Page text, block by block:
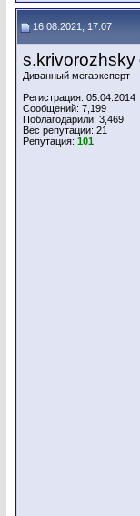
16.08.2021, 17:07
s.krivorozhsky
Диванный мегаэксперт
Регистрация: 05.04.2014
Сообщений: 7,199
Поблагодарили: 3,469
Вес репутации: 21
Репутация: 101